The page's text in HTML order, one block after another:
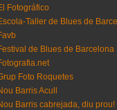
Fotográfico
Taller de Blues de
de Blues de Barcelona
Foto Roquetes
Barris Acull
Barris cabrejada, diu prou!